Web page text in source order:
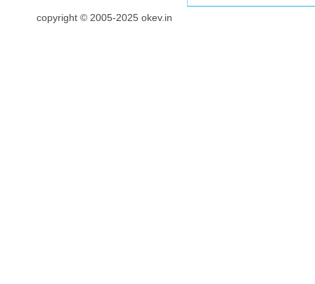
copyright © 2005-2025 okev.in